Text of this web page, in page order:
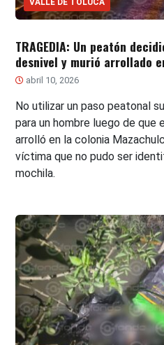
VALLE DE TOLUCA
TRAGEDIA: Un peatón
desnivel y murió arrollado
abril 10, 2026
No utilizar un paso peatonal
para un hombre luego de
arrolló en la colonia
víctima que no pudo ser
mochila.